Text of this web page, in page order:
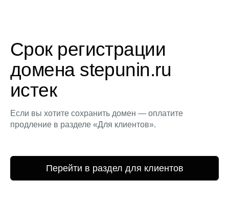
Срок регистрации
домена stepunin.ru
истек
Если вы хотите сохранить домен — оплатите
продление в разделе «Для клиентов».
Перейти в раздел для клиентов